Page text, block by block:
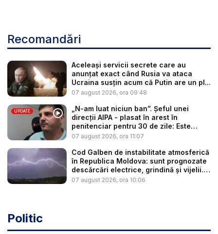
Recomandări
Aceleași servicii secrete care au
anunțat exact când Rusia va ataca
Ucraina susțin acum că Putin are un pl...
07 august 2026, ora 09:48
UPDATE
„N-am luat niciun ban”. Șeful unei
direcții AIPA - plasat în arest în
penitenciar pentru 30 de zile: Este
cerc...
07 august 2026, ora 11:07
Cod Galben de instabilitate atmosferică
în Republica Moldova: sunt prognozate
descărcări electrice, grindină și vijelii.
...
07 august 2026, ora 10:06
Politic